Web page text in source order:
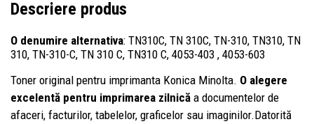
Descriere produs
O denumire alternativa: TN310C, TN 310C, TN-310, TN310, TN
310, TN-310-C, TN 310 C, TN310 C, 4053-403 , 4053-603
Toner original pentru imprimanta Konica Minolta. O alegere
excelentă pentru imprimarea zilnică a documentelor de
afaceri, facturilor, tabelelor, graficelor sau imaginilor.Datorită